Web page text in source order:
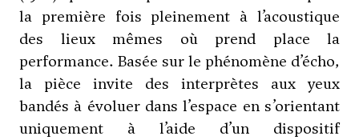
la première fois pleinement à l’acoustique
des lieux mêmes où prend place la
performance. Basée sur le phénomène d’écho,
la pièce invite des interprètes aux yeux
bandés à évoluer dans l’espace en s’orientant
uniquement à l’aide d’un dispositif